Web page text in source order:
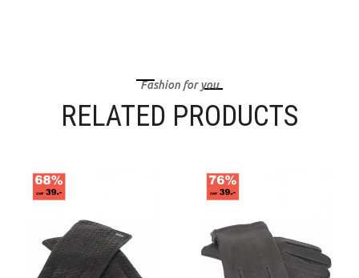
Fashion for you
RELATED PRODUCTS